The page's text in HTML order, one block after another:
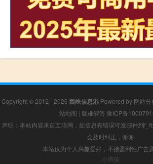
Copyright © 2012 - 2026 西峡信息港 Powered by 网站
站地图 | 疑难解答 豫ICP备
声明：本站内容来自互联网，如信息有错误可发邮件到
会及时纠正，谢谢
本站仅为个人兴趣爱好，不接盈利性广告
小男孩